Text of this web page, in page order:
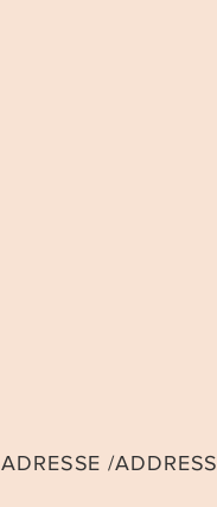
ADRESSE /ADDRESS